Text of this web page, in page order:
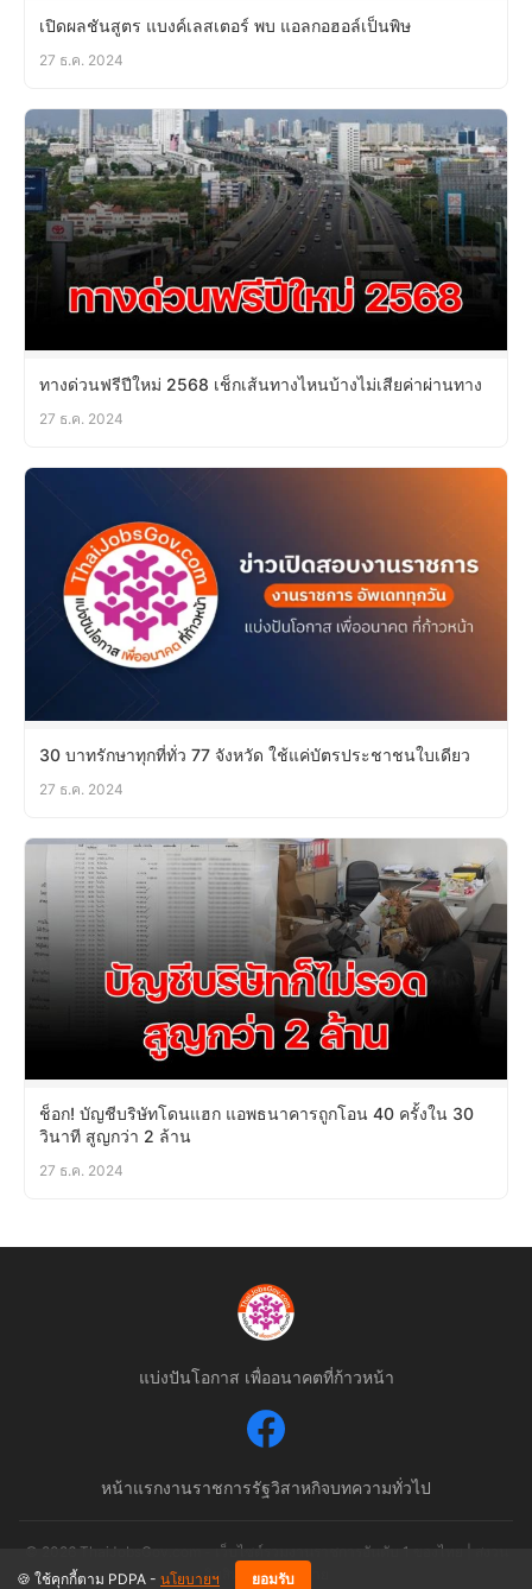
เปิดผลชันสูตร แบงค์เลสเตอร์ พบ แอลกอฮอล์เป็นพิษ
27 ธ.ค. 2024
ทางด่วนฟรีปีใหม่ 2568 เช็กเส้นทางไหนบ้างไม่เสียค่าผ่านทาง
27 ธ.ค. 2024
30 บาทรักษาทุกที่ทั่ว 77 จังหวัด ใช้แค่บัตรประชาชนใบเดียว
27 ธ.ค. 2024
ช็อก! บัญชีบริษัทโดนแฮก แอพธนาคารถูกโอน 40 ครั้งใน 30
วินาที สูญกว่า 2 ล้าน
27 ธ.ค. 2024
แบ่งปันโอกาส เพื่ออนาคตที่ก้าวหน้า
หน้าแรกงานราชการรัฐวิสาหกิจบทความทั่วไป
© 2026 ThaiJobsGov.com - เว็บไซต์รวมงานราชการอันดับ 1 ของไทย | สงวน
ลิขสิทธิ์ตามกฎหมาย
🍪 ใช้คุกกี้ตาม PDPA - นโยบายฯ ยอมรับ